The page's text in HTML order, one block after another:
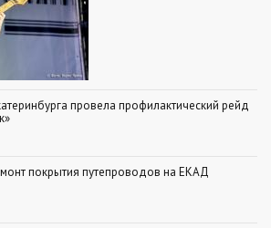
провела профилактический рейд
покрытия путепроводов на ЕКАД